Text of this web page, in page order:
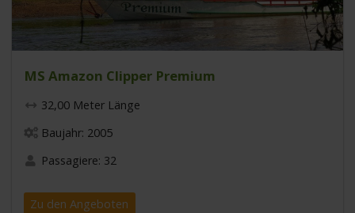
MS Amazon Clipper Premium
32,00 Meter Länge
Baujahr: 2005
Passagiere: 32
Zu den Angeboten